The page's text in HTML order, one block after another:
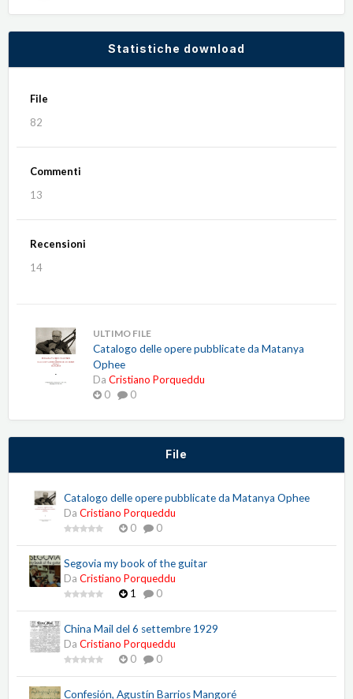
Statistiche download
File
82
Commenti
13
Recensioni
14
ULTIMO FILE
Catalogo delle opere pubblicate da Matanya
Ophee
Da Cristiano Porqueddu
0
0
File
Catalogo delle opere pubblicate da Matanya Ophee
Da Cristiano Porqueddu
0
0
Segovia my book of the guitar
Da Cristiano Porqueddu
1
0
China Mail del 6 settembre 1929
Da Cristiano Porqueddu
0
0
Confesión, Agustín Barrios Mangoré